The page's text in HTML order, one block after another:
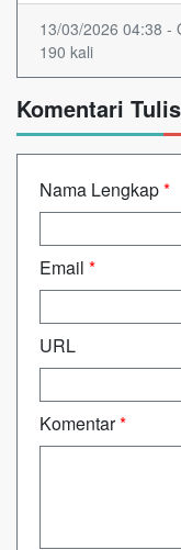
13/03/2026 04:38 -
190 kali
Komentari
Nama Lengkap*
Email *
URL
Komentar*